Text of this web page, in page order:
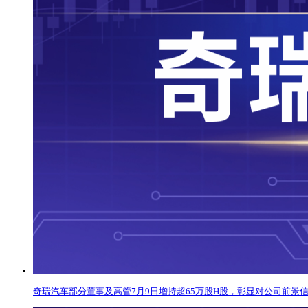
奇瑞汽车部分董事及高管7月9日增持超65万股H股，彰显对公司前景